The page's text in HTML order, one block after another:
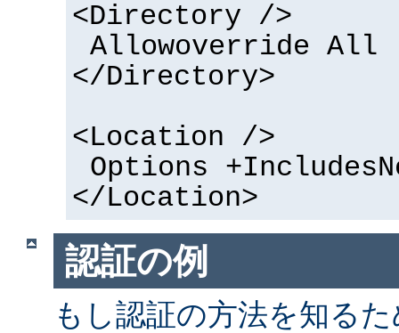
<Directory />
Allowoverride All
</Directory>
<Location />
Options
</Location>
認証の例
もし認証の方法を知る